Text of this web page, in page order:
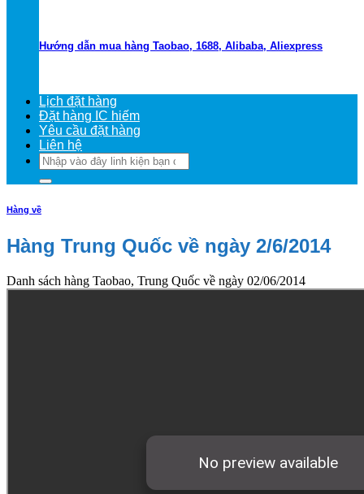
Hướng dẫn mua hàng Taobao, 1688, Alibaba, Aliexpress
Lịch đặt hàng
Đặt hàng IC hiếm
Yêu cầu đặt hàng
Liên hệ
Tìm
kiếm:
Hàng về
Hàng Trung Quốc về ngày 2/6/2014
Danh sách hàng Taobao, Trung Quốc về ngày 02/06/2014